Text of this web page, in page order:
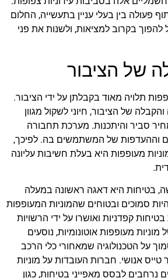
פעולה בין בעלי עניין בתעשייה, החלום
להפוך בקרוב למציאות, ולשנות את פני
של הציבור
תלויה מאוד בקבלתן על ידי הציבור.
של הציבור, חיוני לשקול מגוון
סביר והיתכנות. מערכת תחבורה
וההעדפות של המשתמשים בה. לפיכך,
מעופפות היא בעלת חשיבות עליונה
בטיחות היא דאגה ראשונה במעלה
סמוכים ובטוחים שהמוניות המעופפות
בטיחות קפדניות ואושרו על ידי הרשויות
מעופפות אוטונומיות, נוסעים
על הטכנולוגיה שמאחורי כלי הרכב
טייס אנושי. חברות העובדות על מוניות
נרחבים לבסס מאפייני בטיחות, כגון